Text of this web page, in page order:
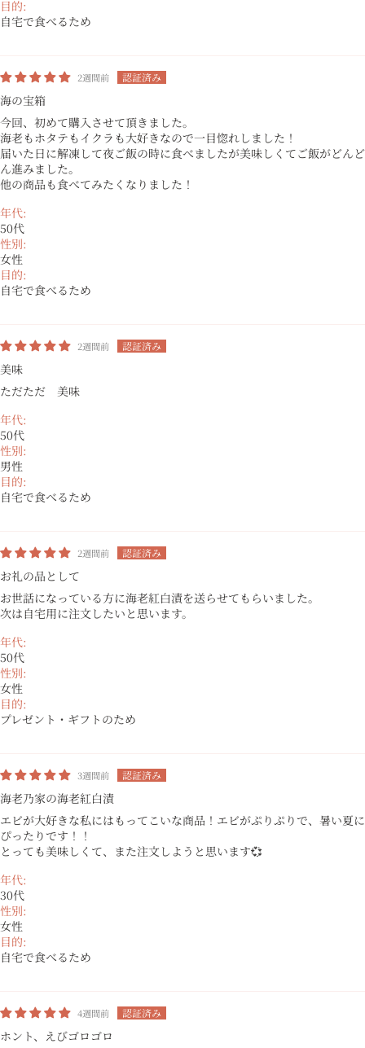
目的:
自宅で食べるため
2週間前
海の宝箱
今回、初めて購入させて頂きました。
海老もホタテもイクラも大好きなので一目惚れしました！
届いた日に解凍して夜ご飯の時に食べましたが美味しくてご飯がどんど
ん進みました。
他の商品も食べてみたくなりました！
年代:
50代
性別:
女性
目的:
自宅で食べるため
2週間前
美味
ただただ 美味
年代:
50代
性別:
男性
目的:
自宅で食べるため
2週間前
お礼の品として
お世話になっている方に海老紅白漬を送らせてもらいました。
次は自宅用に注文したいと思います。
年代:
50代
性別:
女性
目的:
プレゼント・ギフトのため
3週間前
海老乃家の海老紅白漬
エビが大好きな私にはもってこいな商品！エビがぷりぷりで、暑い夏に
ぴったりです！！
とっても美味しくて、また注文しようと思います💞
年代:
30代
性別:
女性
目的:
自宅で食べるため
4週間前
ホント、えびゴロゴロ